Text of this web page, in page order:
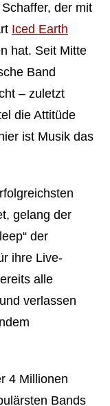
der mit
Iced Earth
hat. Seit Mitte
Band
– zuletzt
die Attitüde
ist Musik das
gelang der
der
ihre Live-
alle
verlassen
4 Millionen
Bands